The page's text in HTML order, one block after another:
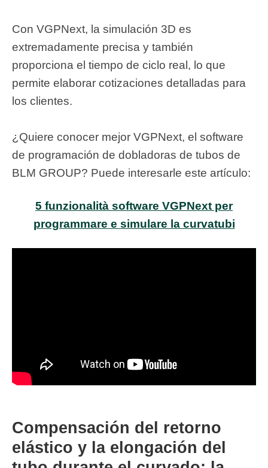
Con VGPNext, la simulación 3D es
extremadamente precisa y también
proporciona el tiempo de ciclo real, lo que
permite elaborar cotizaciones detalladas para
los clientes.
¿Quiere conocer mejor VGPNext, el software
de programación de dobladoras de tubos de
BLM GROUP? Puede interesarle este artículo:
5 funzionalità software VGPNext per
programmare e simulare la curvatubi
Compensación del retorno
elástico y la elongación del